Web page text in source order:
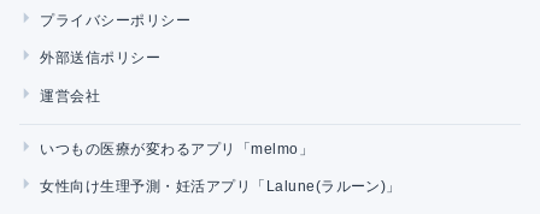
プライバシーポリシー
外部送信ポリシー
運営会社
いつもの医療が変わるアプリ「melmo」
女性向け生理予測・妊活アプリ「Lalune(ラルーン)」